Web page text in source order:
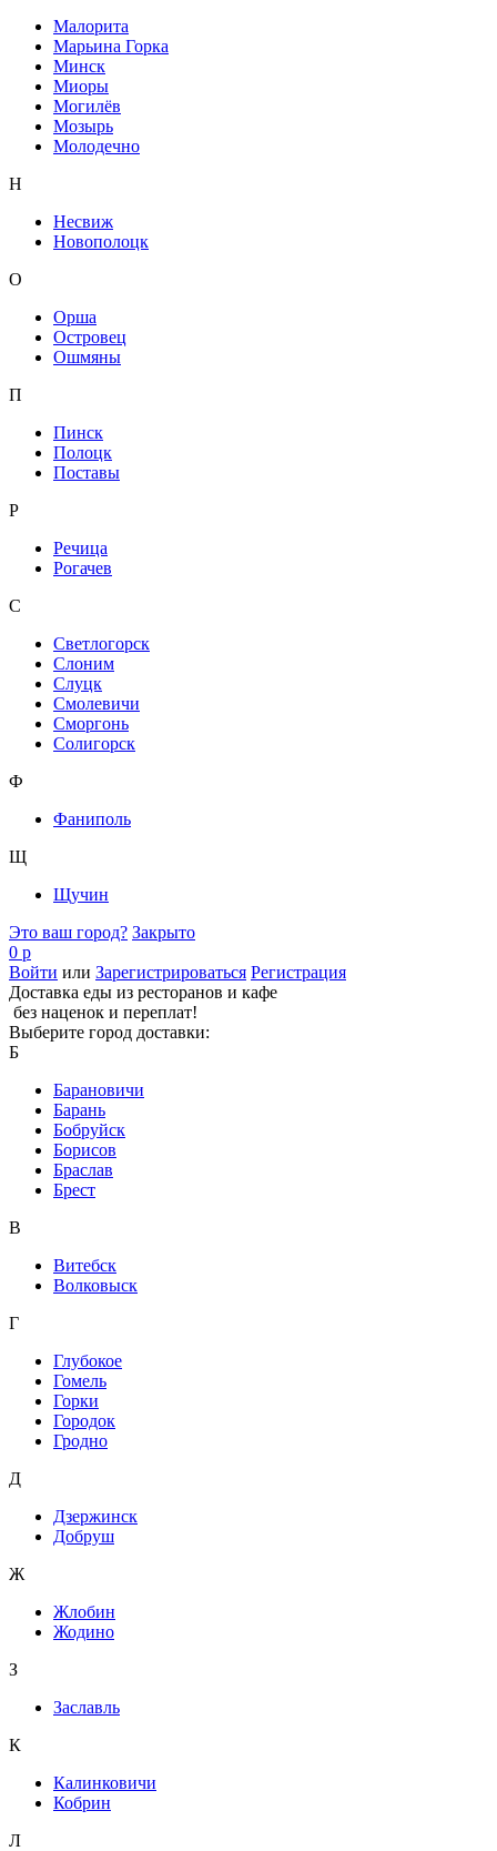
Малорита
Марьина Горка
Минск
Миоры
Могилёв
Мозырь
Молодечно
Н
Несвиж
Новополоцк
О
Орша
Островец
Ошмяны
П
Пинск
Полоцк
Поставы
Р
Речица
Рогачев
С
Светлогорск
Слоним
Слуцк
Смолевичи
Сморгонь
Солигорск
Ф
Фаниполь
Щ
Щучин
Это ваш город? Закрыто
0 р
Войти или Зарегистрироваться Регистрация
Доставка еды из ресторанов и кафе
без наценок и переплат!
Выберите город доставки:
Б
Барановичи
Барань
Бобруйск
Борисов
Браслав
Брест
В
Витебск
Волковыск
Г
Глубокое
Гомель
Горки
Городок
Гродно
Д
Дзержинск
Добруш
Ж
Жлобин
Жодино
З
Заславль
К
Калинковичи
Кобрин
Л